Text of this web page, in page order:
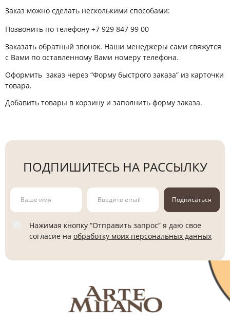
Заказ можно сделать несколькими способами:
Позвонить по телефону +7 929 847 99 00
Заказать обратный звонок. Наши менеджеры сами свяжутся
с Вами по оставленному Вами номеру телефона.
Оформить заказ через “Форму быстрого заказа” из карточки
товара.
Добавить товары в корзину и заполнить форму заказа.
ПОДПИШИТЕСЬ НА РАССЫЛКУ
Подписаться
Нажимая кнопку “Отправить запрос” я даю свое
согласие на обработку моих персональных данных